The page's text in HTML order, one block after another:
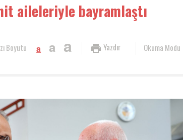
aileleriyle bayramlaştı
Okuma Modu
Yazdır
Boyutu a a a